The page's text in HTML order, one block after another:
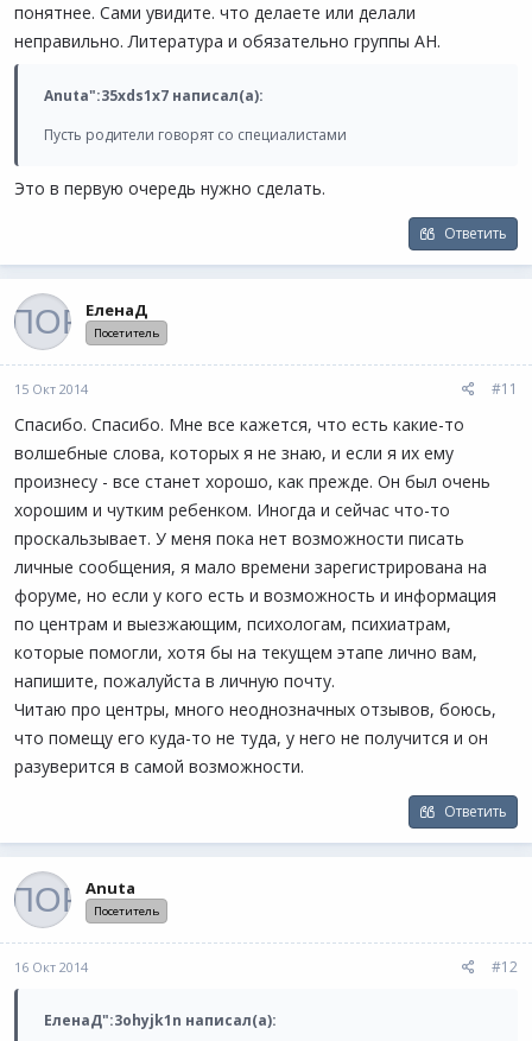
понятнее. Сами увидите. что делаете или делали
неправильно. Литература и обязательно группы АН.
Anuta":35xds1x7 написал(а):
Пусть родители говорят со специалистами
Это в первую очередь нужно сделать.
Ответить
ЕленаД
Посетитель
15 Окт 2014 #11
Спасибо. Спасибо. Мне все кажется, что есть какие-то
волшебные слова, которых я не знаю, и если я их ему
произнесу - все станет хорошо, как прежде. Он был очень
хорошим и чутким ребенком. Иногда и сейчас что-то
проскальзывает. У меня пока нет возможности писать
личные сообщения, я мало времени зарегистрирована на
форуме, но если у кого есть и возможность и информация
по центрам и выезжающим, психологам, психиатрам,
которые помогли, хотя бы на текущем этапе лично вам,
напишите, пожалуйста в личную почту.
Читаю про центры, много неоднозначных отзывов, боюсь,
что помещу его куда-то не туда, у него не получится и он
разуверится в самой возможности.
Ответить
Anuta
Посетитель
16 Окт 2014 #12
ЕленаД":3ohyjk1n написал(а):